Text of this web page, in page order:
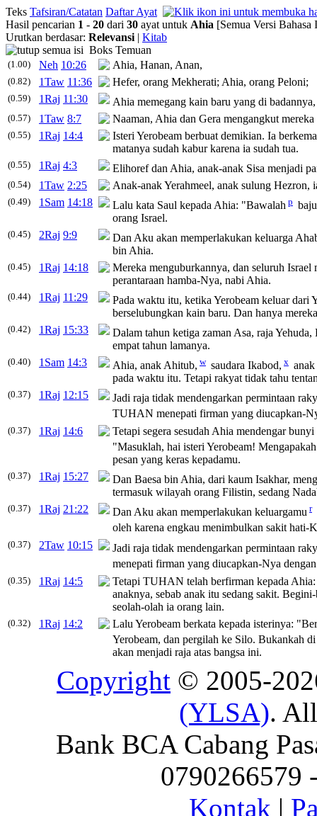
Teks Tafsiran/Catatan Daftar Ayat
Hasil pencarian 1 - 20 dari 30 ayat untuk Ahia [Semua Versi Bahasa
Urutkan berdasar: Relevansi | Kitab
Boks Temuan
(1.00) Neh 10:26 Ahia, Hanan, Anan,
(0.82) 1Taw 11:36 Hefer, orang Mekherati; Ahia, orang Peloni;
(0.59) 1Raj 11:30 Ahia memegang kain baru yang di
(0.57) 1Taw 8:7 Naaman, Ahia dan Gera mengangkut
(0.55) 1Raj 14:4
Isteri Yerobeam berbuat demikian. Ia
matanya sudah kabur karena ia sudah tua.
(0.55) 1Raj 4:3 Elihoref dan Ahia, anak-anak Sisa menjadi
(0.54) 1Taw 2:25 Anak-anak Yerahmeel, anak sulung
(0.49) 1Sam 14:18 Lalu kata Saul kepada Ahia: "Bawalah p
orang Israel.
(0.45) 2Raj 9:9
Dan Aku akan memperlakukan keluarga
bin Ahia.
(0.45) 1Raj 14:18
Mereka menguburkannya, dan seluruh
perantaraan hamba-Nya, nabi Ahia.
(0.44) 1Raj 11:29
Pada waktu itu, ketika Yerobeam keluar dari
berselubungkan kain baru. Dan hanya
(0.42) 1Raj 15:33
Dalam tahun ketiga zaman Asa, raja Yehuda,
empat tahun lamanya.
(0.40) 1Sam 14:3 Ahia, anak Ahitub, w saudara Ikabod, x
pada waktu itu. Tetapi rakyat tidak tahu
(0.37) 1Raj 12:15
Jadi raja tidak mendengarkan permintaan
TUHAN menepati firman yang diucapkan-
(0.37) 1Raj 14:6 Tetapi segera sesudah Ahia mendengar bunyi
"Masuklah, hai isteri Yerobeam!
pesan yang keras kepadamu.
(0.37) 1Raj 15:27 Dan Baesa bin Ahia, dari kaum Isakhar,
termasuk wilayah orang Filistin, sedang
(0.37) 1Raj 21:22 Dan Aku akan memperlakukan keluargamu r
oleh karena engkau menimbulkan sakit hati-
(0.37) 2Taw 10:15
Jadi raja tidak mendengarkan permintaan
menepati firman yang diucapkan-Nya
(0.35) 1Raj 14:5 Tetapi TUHAN telah berfirman kepada Ahia
anaknya, sebab anak itu sedang sakit.
seolah-olah ia orang lain.
(0.32) 1Raj 14:2
Lalu Yerobeam berkata kepada isterinya:
Yerobeam, dan pergilah ke Silo. Bukankah
akan menjadi raja atas bangsa ini.
Copyright © 2005-
(YLSA).
Bank BCA Cabang
0790266579
Kontak |